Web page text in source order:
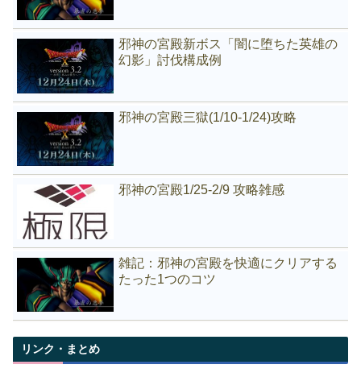
邪神の宮殿新ボス「闇に堕ちた英雄の
幻影」討伐構成例
邪神の宮殿三獄(1/10-1/24)攻略
邪神の宮殿1/25-2/9 攻略雑感
雑記：邪神の宮殿を快適にクリアする
たった1つのコツ
リンク・まとめ